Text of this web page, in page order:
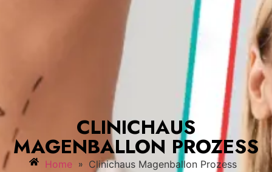
CLINICHAUS
MAGENBALLON PROZESS
Home » Clinichaus Magenballon Prozess